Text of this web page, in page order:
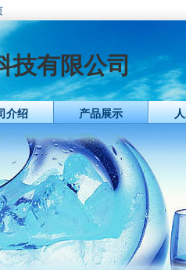
技有限公司
介绍 产品展示